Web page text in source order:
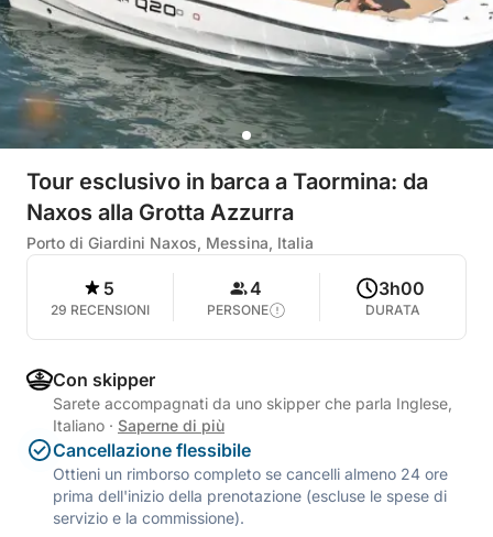
Tour esclusivo in barca a Taormina: da
Naxos alla Grotta Azzurra
Porto di Giardini Naxos, Messina, Italia
5
29 RECENSIONI
4
PERSONE
3h00
DURATA
Con skipper
Sarete accompagnati da uno skipper che parla Inglese,
Italiano · Saperne di più
Cancellazione flessibile
Ottieni un rimborso completo se cancelli almeno 24 ore
prima dell'inizio della prenotazione (escluse le spese di
servizio e la commissione).